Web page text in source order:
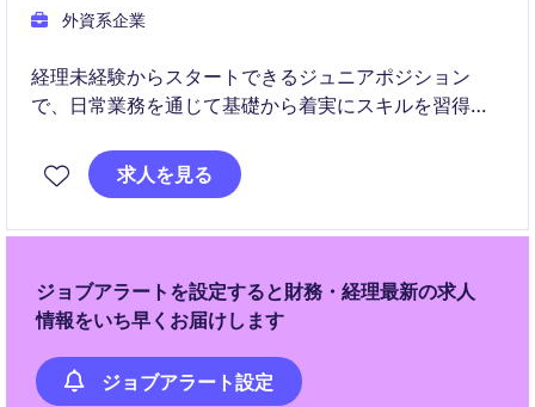
外資系企業
経理未経験からスタートできるジュニアポジション
で、日常業務を通じて基礎から着実にスキルを習得で
テップアップし、会計・財務の専門性を高められる環
境です。
求人を見る
ジョブアラートを設定すると財務・経理最新の求人
情報をいち早くお届けします
ジョブアラート設定